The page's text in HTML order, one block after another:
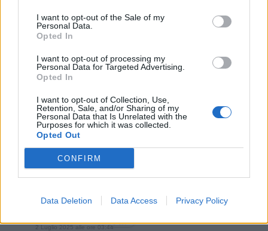
I want to opt-out of the Sale of my
Personal Data.
Opted In
I want to opt-out of processing my
Personal Data for Targeted Advertising.
Opted In
I want to opt-out of Collection, Use,
Retention, Sale, and/or Sharing of my
Personal Data that Is Unrelated with the
Purposes for which it was collected.
Opted Out
CONFIRM
Data Deletion Data Access Privacy Policy
GiuBazz:Buonanotte